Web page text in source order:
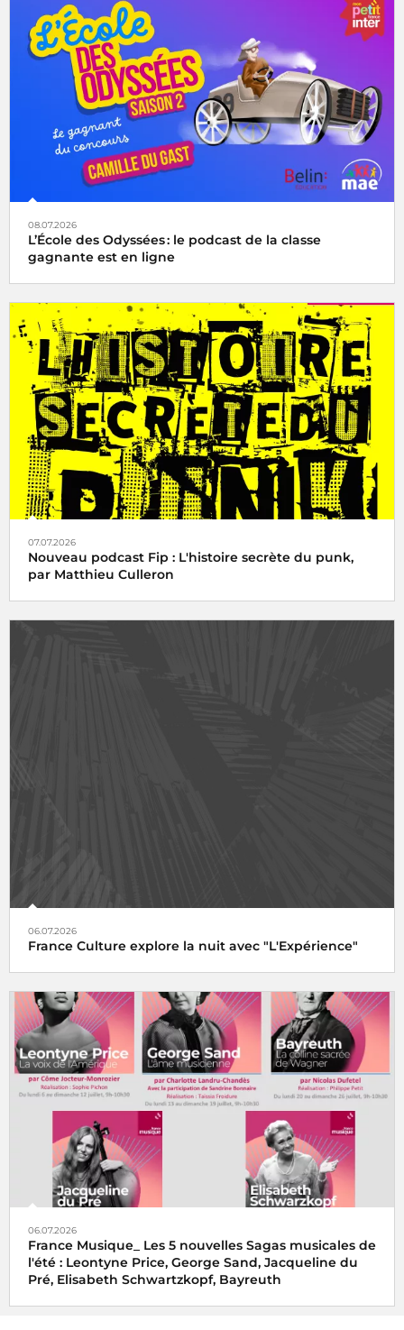
08.07.2026
L’École des Odyssées : le podcast de la classe
gagnante est en ligne
07.07.2026
Nouveau podcast Fip : L'histoire secrète du punk,
par Matthieu Culleron
06.07.2026
France Culture explore la nuit avec "L'Expérience"
06.07.2026
France Musique_ Les 5 nouvelles Sagas musicales de
l'été : Leontyne Price, George Sand, Jacqueline du
Pré, Elisabeth Schwartzkopf, Bayreuth